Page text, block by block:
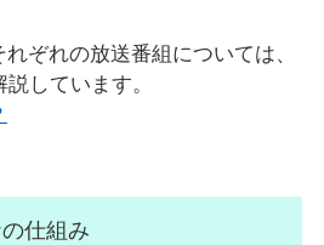
ぞれの放送番組については、
しています。
仕組み